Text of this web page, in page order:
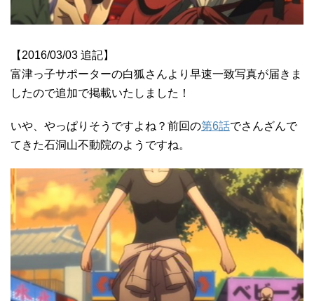
【2016/03/03 追記】
富津っ子サポーターの白狐さんより早速一致写真が届きま
したので追加で掲載いたしました！
いや、やっぱりそうですよね？前回の第6話でさんざんで
てきた石洞山不動院のようですね。